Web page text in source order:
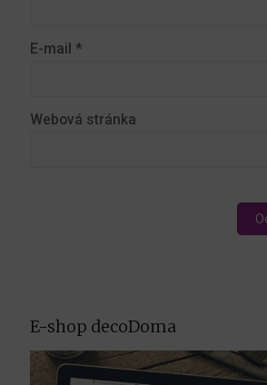
E-mail *
Webová stránka
E-shop decoDoma